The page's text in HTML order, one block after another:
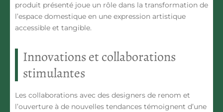
produit présenté joue un rôle dans la transformation de
l’espace domestique en une expression artistique
accessible et tangible.
Innovations et collaborations
stimulantes
Les collaborations avec des designers de renom et
l’ouverture à de nouvelles tendances témoignent d’une